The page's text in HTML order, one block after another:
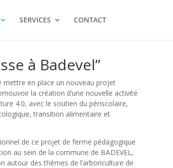
SERVICES CONTACT
à Badevel”
mettre en place un nouveau projet
la création d’une nouvelle activité
4.0, avec le soutien du périscolaire,
transition alimentaire et
de ce projet de ferme pédagogique
au sein de la commune de BADEVEL,
des thèmes de l’arboriculture de